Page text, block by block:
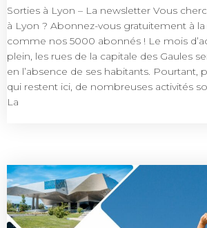
Sorties à Lyon – La newsletter Vous
à Lyon ? Abonnez-vous gratuitement à
comme nos 5000 abonnés ! Le mois
plein, les rues de la capitale des Gaules
en l’absence de ses habitants. Pourtant,
qui restent ici, de nombreuses activités
La